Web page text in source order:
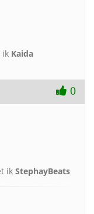
ik Kaida
0
ik StephayBeats